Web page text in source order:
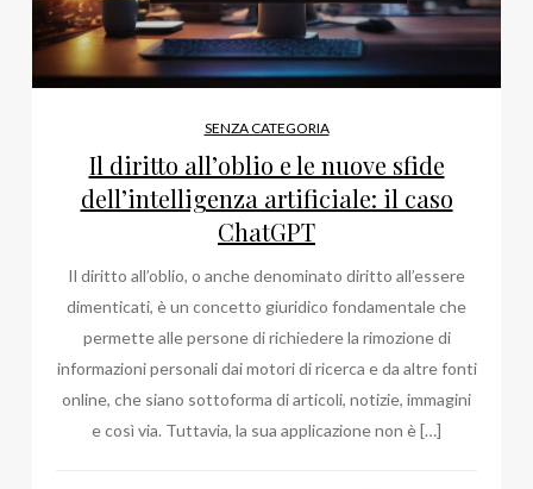
SENZA CATEGORIA
Il diritto all’oblio e le nuove sfide
dell’intelligenza artificiale: il caso
ChatGPT
Il diritto all’oblio, o anche denominato diritto all’essere
dimenticati, è un concetto giuridico fondamentale che
permette alle persone di richiedere la rimozione di
informazioni personali dai motori di ricerca e da altre fonti
online, che siano sottoforma di articoli, notizie, immagini
e così via. Tuttavia, la sua applicazione non è […]